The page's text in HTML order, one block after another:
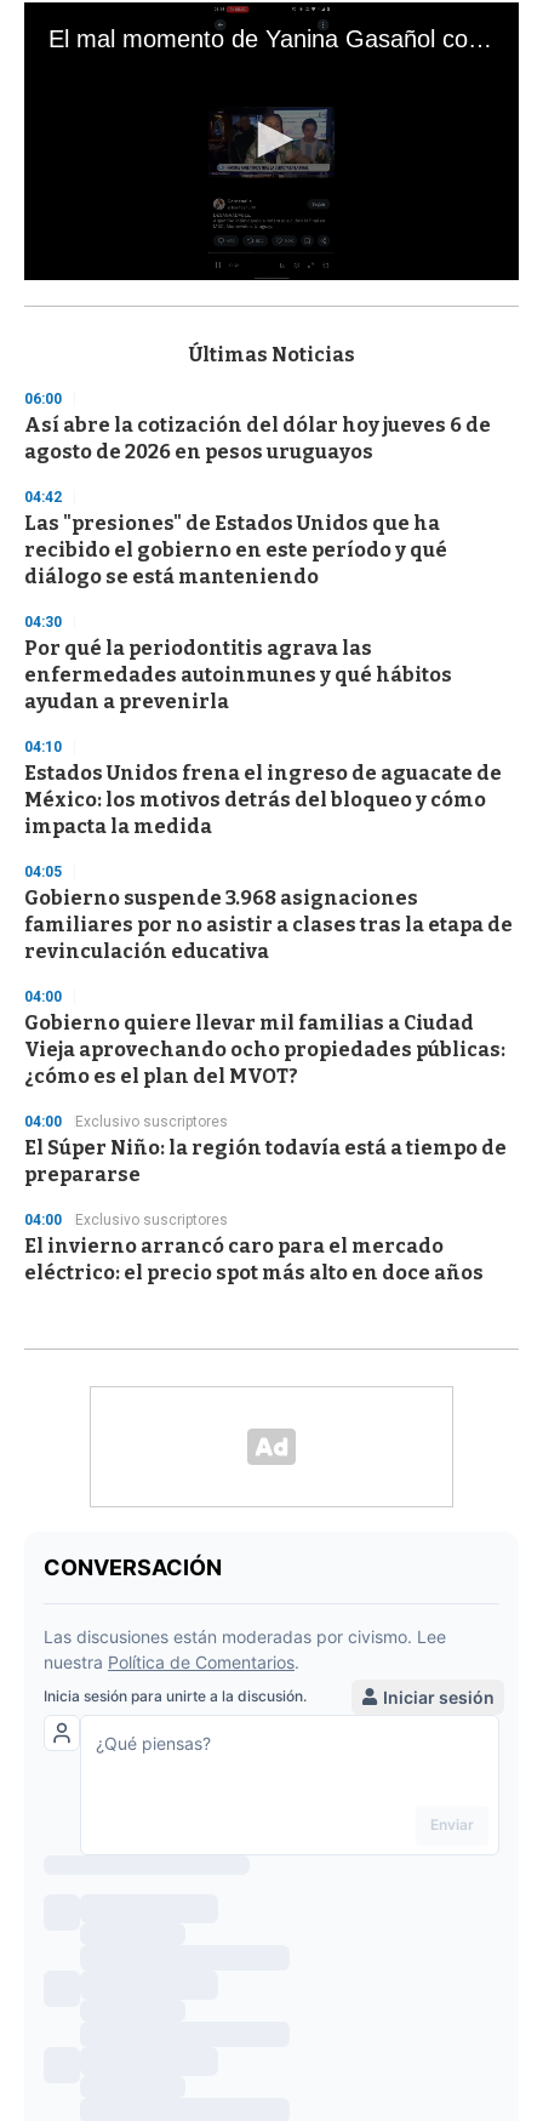
El mal momento de Yanina Gasañol con un hincha argentino en "Subrayado"
s
d
s
o
f
3
s
c
o
d
s
Últimas Noticias
06:00
Así abre la cotización del dólar hoy jueves 6 de
agosto de 2026 en pesos uruguayos
04:42
Las "presiones" de Estados Unidos que ha
recibido el gobierno en este período y qué
diálogo se está manteniendo
04:30
Por qué la periodontitis agrava las
enfermedades autoinmunes y qué hábitos
ayudan a prevenirla
04:10
Estados Unidos frena el ingreso de aguacate de
México: los motivos detrás del bloqueo y cómo
impacta la medida
04:05
Gobierno suspende 3.968 asignaciones
familiares por no asistir a clases tras la etapa de
revinculación educativa
04:00
Gobierno quiere llevar mil familias a Ciudad
Vieja aprovechando ocho propiedades públicas:
¿cómo es el plan del MVOT?
04:00 Exclusivo suscriptores
El Súper Niño: la región todavía está a tiempo de
prepararse
04:00 Exclusivo suscriptores
El invierno arrancó caro para el mercado
eléctrico: el precio spot más alto en doce años